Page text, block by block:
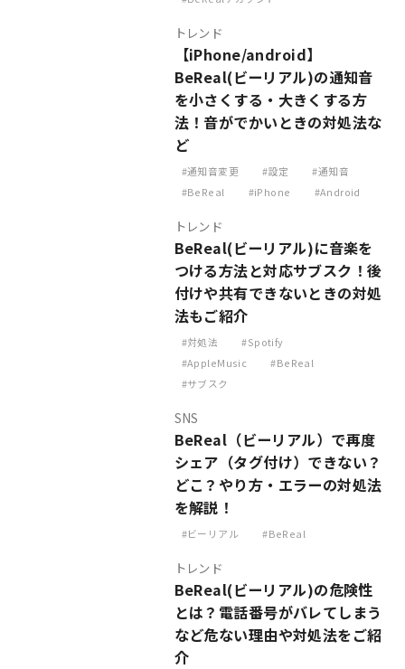
トレンド
【iPhone/android】
BeReal(ビーリアル)の通知音
を小さくする・大きくする方
法！音がでかいときの対処法な
ど
通知音変更 設定
通知音
BeReal
iPhone Android
トレンド
BeReal(ビーリアル)に音楽を
つける方法と対応サブスク！後
付けや共有できないときの対処
法もご紹介
対処法
Spotify
AppleMusic
BeReal
サブスク
SNS
BeReal（ビーリアル）で再度
シェア（タグ付け）できない？
どこ？やり方・エラーの対処法
を解説！
ビーリアル BeReal
トレンド
BeReal(ビーリアル)の危険性
とは？電話番号がバレてしまう
など危ない理由や対処法をご紹
介